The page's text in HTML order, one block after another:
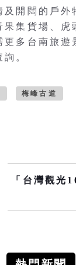
開闊的戶
集貨場、虎
多台南旅遊
。
梅峰古道
「台灣觀光